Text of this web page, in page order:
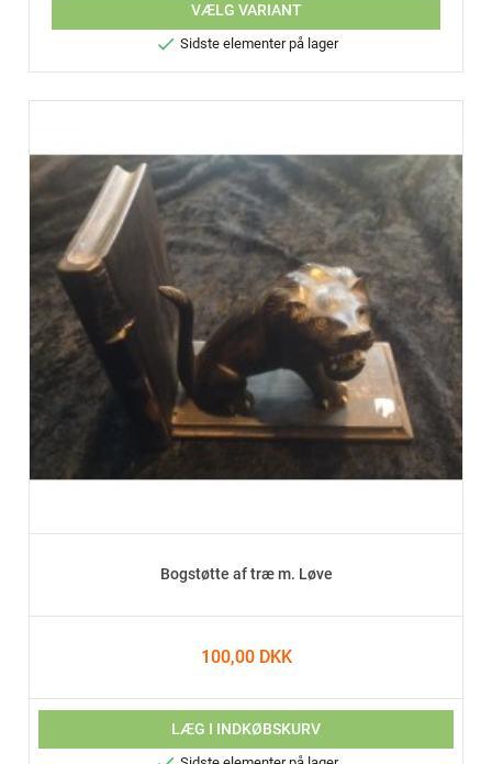
VÆLG VARIANT
 Sidste elementer på lager
Bogstøtte af træ m. Løve
100,00 DKK
LÆG I INDKØBSKURV